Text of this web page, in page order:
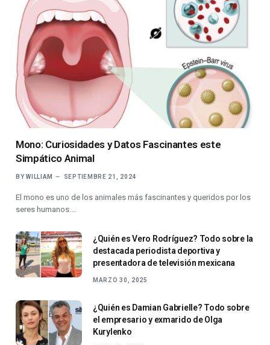
Mono: Curiosidades y Datos Fascinantes este
Simpático Animal
BY WILLIAM SEPTIEMBRE 21, 2024
El mono es uno de los animales más fascinantes y queridos por los
seres humanos.…
¿Quién es Vero Rodríguez? Todo sobre la
destacada periodista deportiva y
presentadora de televisión mexicana
MARZO 30, 2025
¿Quién es Damian Gabrielle? Todo sobre
el empresario y exmarido de Olga
Kurylenko